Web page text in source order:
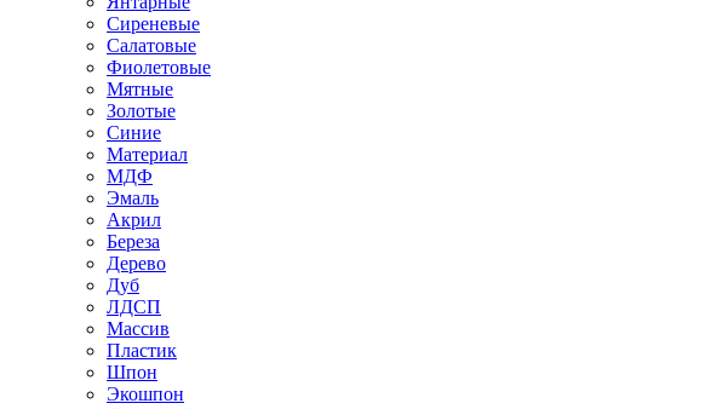
Сиреневые
Салатовые
Фиолетовые
Мятные
Золотые
Синие
Материал
МДФ
Эмаль
Акрил
Береза
Дерево
Дуб
ЛДСП
Массив
Пластик
Шпон
Экошпон